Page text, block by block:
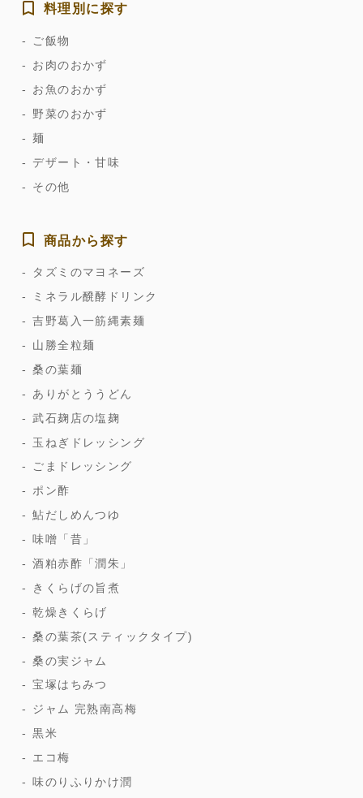
料理別に探す
ご飯物
お肉のおかず
お魚のおかず
野菜のおかず
麺
デザート・甘味
その他
商品から探す
タズミのマヨネーズ
ミネラル醗酵ドリンク
吉野葛入一筋縄素麺
山勝全粒麺
桑の葉麺
ありがとううどん
武石麹店の塩麹
玉ねぎドレッシング
ごまドレッシング
ポン酢
鮎だしめんつゆ
味噌「昔」
酒粕赤酢「潤朱」
きくらげの旨煮
乾燥きくらげ
桑の葉茶(スティックタイプ)
桑の実ジャム
宝塚はちみつ
ジャム 完熟南高梅
黒米
エコ梅
味のりふりかけ潤